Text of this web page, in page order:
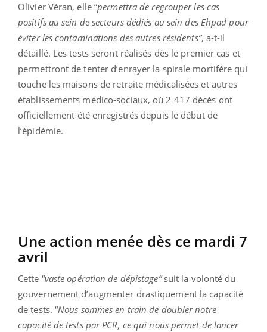
Olivier Véran, elle “permettra de regrouper les cas
positifs au sein de secteurs dédiés au sein des Ehpad pour
éviter les contaminations des autres résidents”, a-t-il
détaillé. Les tests seront réalisés dès le premier cas et
permettront de tenter d’enrayer la spirale mortifère qui
touche les maisons de retraite médicalisées et autres
établissements médico-sociaux, où 2 417 décès ont
officiellement été enregistrés depuis le début de
l’épidémie.
Une action menée dès ce mardi 7
avril
Cette “vaste opération de dépistage”suit la volonté du
gouvernement d’augmenter drastiquement la capacité
de tests. “Nous sommes en train de doubler notre
capacité de tests par PCR, ce qui nous permet de lancer